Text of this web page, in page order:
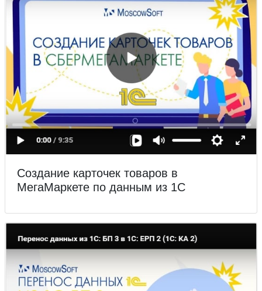
Создание карточек товаров в
МегаМаркете по данным из 1С